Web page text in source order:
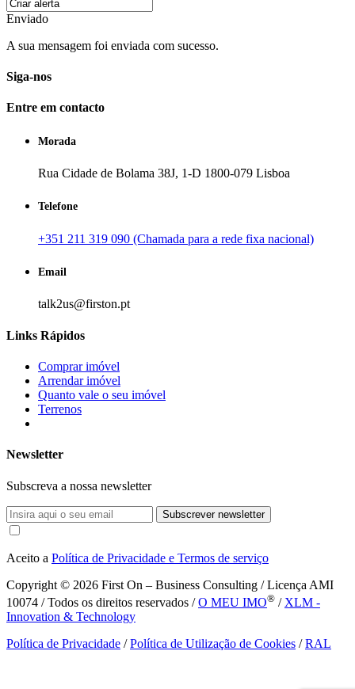
Enviado
A sua mensagem foi enviada com sucesso.
Siga-nos
Entre em contacto
Morada
Rua Cidade de Bolama 38J, 1-D 1800-079 Lisboa
Telefone
+351 211 319 090 (Chamada para a rede fixa nacional)
Email
talk2us@firston.pt
Links Rápidos
Comprar imóvel
Arrendar imóvel
Quanto vale o seu imóvel
Terrenos
Newsletter
Subscreva a nossa newsletter
Subscrever newsletter
Aceito a Política de Privacidade e Termos de serviço
Copyright © 2026 First On – Business Consulting / Licença AMI
10074 / Todos os direitos reservados /O MEU IMO® / XLM -
Innovation & Technology
Política de Privacidade /Política de Utilização de Cookies /RAL